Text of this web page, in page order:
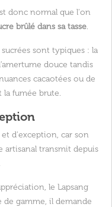
donc normal que l'on
brûlé dans sa tasse.
sont typiques : la
douce tandis
cacaotées ou de
la fumée brute.
d'exception, car son
artisanal transmit depuis
le Lapsang
de gamme, il demande